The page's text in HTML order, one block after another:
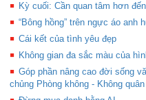
Kỳ cuối: Cần quan tâm hơn
“Bông hồng” trên ngực áo anh
Cái kết của tình yêu đẹp
Không gian đa sắc màu của
Góp phần nâng cao đời sống
chủng Phòng không - Không quân